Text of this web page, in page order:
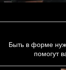
Быть в форме
помогут